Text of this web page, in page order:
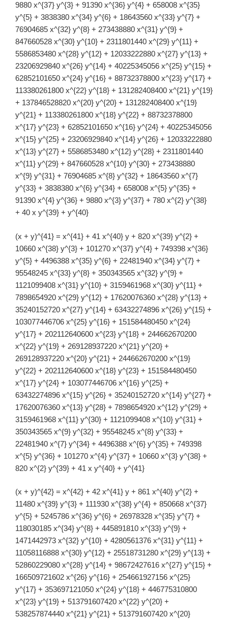
9880 x^{37} y^{3} + 91390 x^{36} y^{4} + 658008 x^{35}
y^{5} + 3838380 x^{34} y^{6} + 18643560 x^{33} y^{7} +
76904685 x^{32} y^{8} + 273438880 x^{31} y^{9} +
847660528 x^{30} y^{10} + 2311801440 x^{29} y^{11} +
5586853480 x^{28} y^{12} + 12033222880 x^{27} y^{13} +
23206929840 x^{26} y^{14} + 40225345056 x^{25} y^{15} +
62852101650 x^{24} y^{16} + 88732378800 x^{23} y^{17} +
113380261800 x^{22} y^{18} + 131282408400 x^{21} y^{19}
+ 137846528820 x^{20} y^{20} + 131282408400 x^{19}
y^{21} + 113380261800 x^{18} y^{22} + 88732378800
x^{17} y^{23} + 62852101650 x^{16} y^{24} + 40225345056
x^{15} y^{25} + 23206929840 x^{14} y^{26} + 12033222880
x^{13} y^{27} + 5586853480 x^{12} y^{28} + 2311801440
x^{11} y^{29} + 847660528 x^{10} y^{30} + 273438880
x^{9} y^{31} + 76904685 x^{8} y^{32} + 18643560 x^{7}
y^{33} + 3838380 x^{6} y^{34} + 658008 x^{5} y^{35} +
91390 x^{4} y^{36} + 9880 x^{3} y^{37} + 780 x^{2} y^{38}
+ 40 x y^{39} + y^{40}
(x + y)^{41} = x^{41} + 41 x^{40} y + 820 x^{39} y^{2} +
10660 x^{38} y^{3} + 101270 x^{37} y^{4} + 749398 x^{36}
y^{5} + 4496388 x^{35} y^{6} + 22481940 x^{34} y^{7} +
95548245 x^{33} y^{8} + 350343565 x^{32} y^{9} +
1121099408 x^{31} y^{10} + 3159461968 x^{30} y^{11} +
7898654920 x^{29} y^{12} + 17620076360 x^{28} y^{13} +
35240152720 x^{27} y^{14} + 63432274896 x^{26} y^{15} +
103077446706 x^{25} y^{16} + 151584480450 x^{24}
y^{17} + 202112640600 x^{23} y^{18} + 244662670200
x^{22} y^{19} + 269128937220 x^{21} y^{20} +
269128937220 x^{20} y^{21} + 244662670200 x^{19}
y^{22} + 202112640600 x^{18} y^{23} + 151584480450
x^{17} y^{24} + 103077446706 x^{16} y^{25} +
63432274896 x^{15} y^{26} + 35240152720 x^{14} y^{27} +
17620076360 x^{13} y^{28} + 7898654920 x^{12} y^{29} +
3159461968 x^{11} y^{30} + 1121099408 x^{10} y^{31} +
350343565 x^{9} y^{32} + 95548245 x^{8} y^{33} +
22481940 x^{7} y^{34} + 4496388 x^{6} y^{35} + 749398
x^{5} y^{36} + 101270 x^{4} y^{37} + 10660 x^{3} y^{38} +
820 x^{2} y^{39} + 41 x y^{40} + y^{41}
(x + y)^{42} = x^{42} + 42 x^{41} y + 861 x^{40} y^{2} +
11480 x^{39} y^{3} + 111930 x^{38} y^{4} + 850668 x^{37}
y^{5} + 5245786 x^{36} y^{6} + 26978328 x^{35} y^{7} +
118030185 x^{34} y^{8} + 445891810 x^{33} y^{9} +
1471442973 x^{32} y^{10} + 4280561376 x^{31} y^{11} +
11058116888 x^{30} y^{12} + 25518731280 x^{29} y^{13} +
52860229080 x^{28} y^{14} + 98672427616 x^{27} y^{15} +
166509721602 x^{26} y^{16} + 254661927156 x^{25}
y^{17} + 353697121050 x^{24} y^{18} + 446775310800
x^{23} y^{19} + 513791607420 x^{22} y^{20} +
538257874440 x^{21} y^{21} + 513791607420 x^{20}